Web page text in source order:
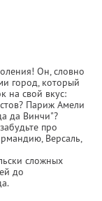
Он, словно
город, который
на свой вкус:
Париж Амели
да Винчи"?
про
Версаль,
сложных
до